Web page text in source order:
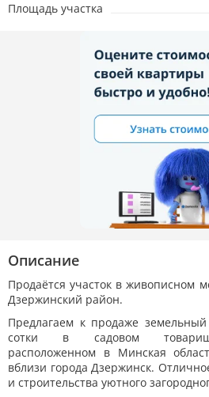
Площадь участка
Описание
Продаётся участок в живописном
Дзержинский район.
Предлагаем к продаже
сотки в садовом
расположенном в Минская
вблизи города Дзержинск.
и строительства уютного